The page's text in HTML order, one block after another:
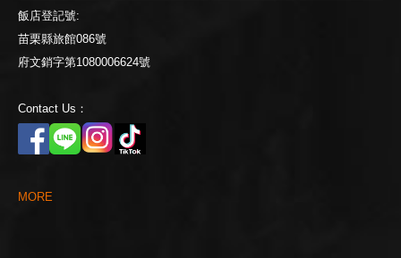
飯店登記號:
苗栗縣旅館086號
府文銷字第1080006624號
Contact Us：
MORE